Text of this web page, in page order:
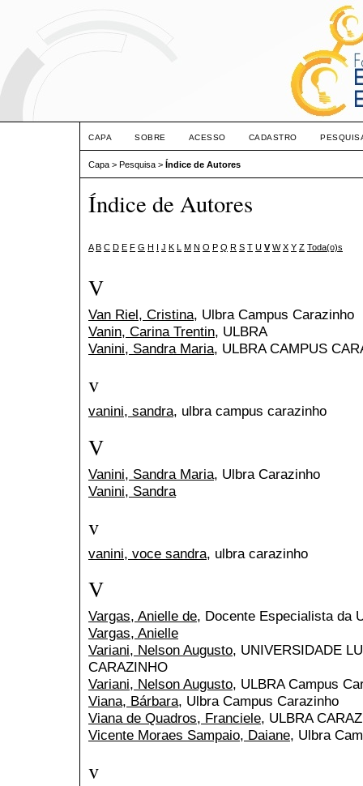
CAPA SOBRE ACESSO CADASTRO
Capa > Pesquisa > Índice de Autores
Índice de Autores
A B C D E F G H I J K L M N O P Q R S T U V W X Y Z Toda(o)s
V
Van Riel, Cristina, Ulbra Campus Carazinho
Vanin, Carina Trentin, ULBRA
Vanini, Sandra Maria, ULBRA CAMPUS
v
vanini, sandra, ulbra campus carazinho
V
Vanini, Sandra Maria, Ulbra Carazinho
Vanini, Sandra
v
vanini, voce sandra, ulbra carazinho
V
Vargas, Anielle de, Docente Especialista da
Vargas, Anielle
Variani, Nelson Augusto, UNIVERSIDADE
CARAZINHO
Variani, Nelson Augusto, ULBRA Campus
Viana, Bárbara, Ulbra Campus Carazinho
Viana de Quadros, Franciele, ULBRA
Vicente Moraes Sampaio, Daiane, Ulbra
v